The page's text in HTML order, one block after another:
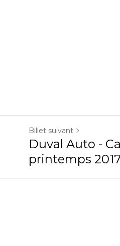
Billet suivant
Duval Auto -
2017